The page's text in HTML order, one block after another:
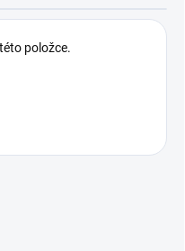
položce.